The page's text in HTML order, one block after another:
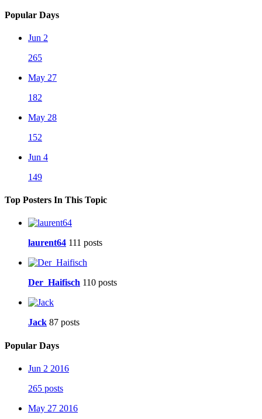
Popular Days
Jun 2
265
May 27
182
May 28
152
Jun 4
149
Top Posters In This Topic
laurent64 111 posts
Der_Haifisch 110 posts
Jack 87 posts
Popular Days
Jun 2 2016
265 posts
May 27 2016